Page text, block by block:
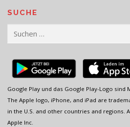
SUCHE
Suchen
Google Play und das Google Play-Logo sind
The Apple logo, iPhone, and iPad are
in the U.S. and other countries and regions.
Apple Inc.